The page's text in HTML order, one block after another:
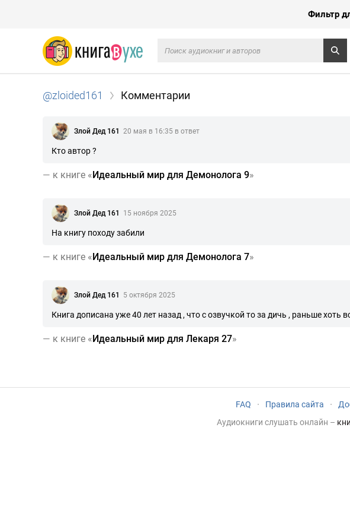
Фильтр
@zloided161 Комментарии
Злой Дед 161 20 мая в 16:35 в ответ
Кто автор ?
— к книге «Идеальный мир для Демонолога 9»
Злой Дед 161 15 ноября 2025
На книгу походу забили
— к книге «Идеальный мир для Демонолога 7»
Злой Дед 161 5 октября 2025
Книга дописана уже 40 лет назад , что с озвучкой то за дичь , раньше
— к книге «Идеальный мир для Лекаря 27»
FAQ · Правила сайта ·
Аудиокниги слушать онлайн –